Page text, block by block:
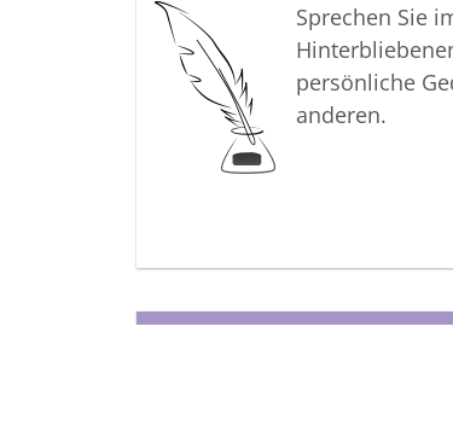
Sprechen Sie
persönliche
anderen.